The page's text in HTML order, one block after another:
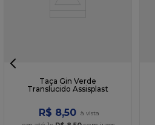
Taça Gin Verde
Translucido Assisplast
R$ 8,50